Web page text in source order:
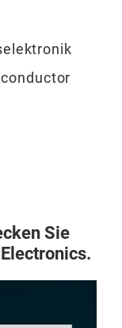
Sie